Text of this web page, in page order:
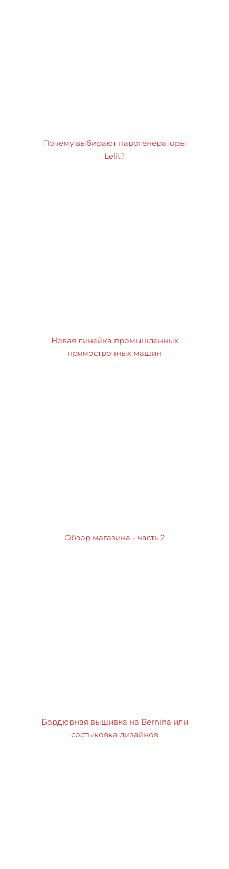
Почему выбирают парогенераторы
Lelit?
Новая линейка промышленных
прямострочных машин
Обзор магазина - часть 2
Бордюрная вышивка на Bernina или
состыковка дизайнов